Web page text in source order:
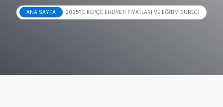
ANA SAYFA 2025'TE KEPÇE EHLIYETI FIYATLARI VE EĞITIM SÜRECI